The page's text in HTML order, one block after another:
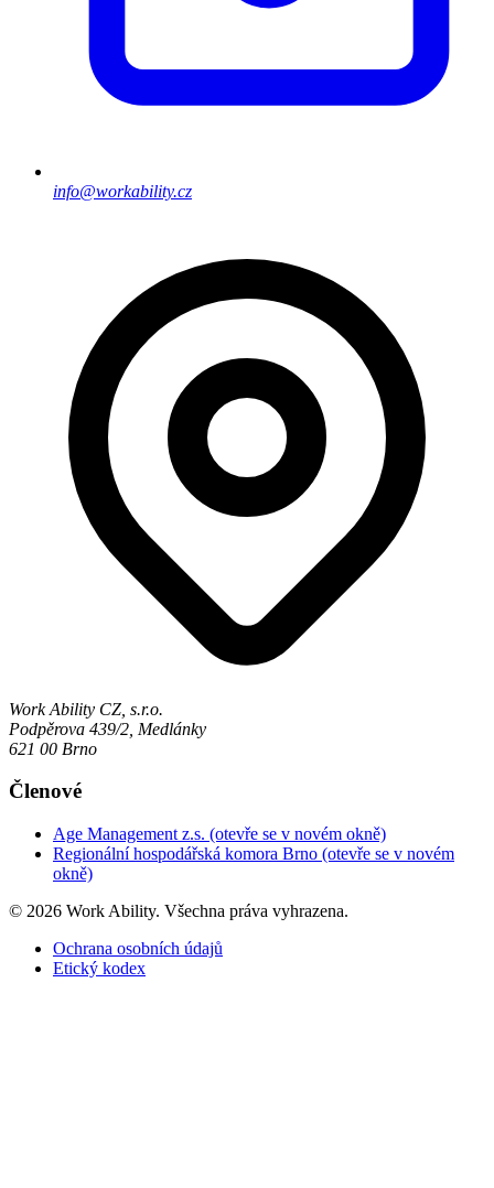
info@workability.cz
Work Ability CZ, s.r.o.
Podpěrova 439/2, Medlánky
621 00 Brno
Členové
Age Management z.s. (otevře se v novém okně)
Regionální hospodářská komora Brno (otevře se v novém
okně)
© 2026 Work Ability. Všechna práva vyhrazena.
Ochrana osobních údajů
Etický kodex